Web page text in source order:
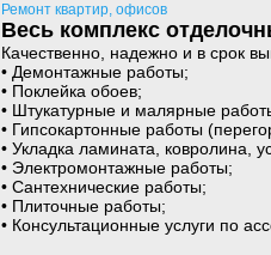
Ремонт квартир, офисов
Весь комплекс
Качественно, надежно и в срок
• Демонтажные работы;
• Поклейка обоев;
• Штукатурные и малярные
• Гипсокартонные работы
• Укладка ламината, ковролина,
• Электромонтажные работы;
• Сантехнические работы;
• Плиточные работы;
• Консультационные услуги по